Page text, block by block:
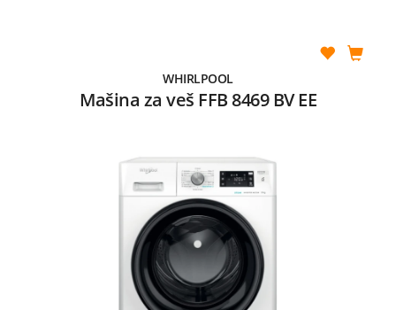
WHIRLPOOL
Mašina za veš FFB 8469 BV EE